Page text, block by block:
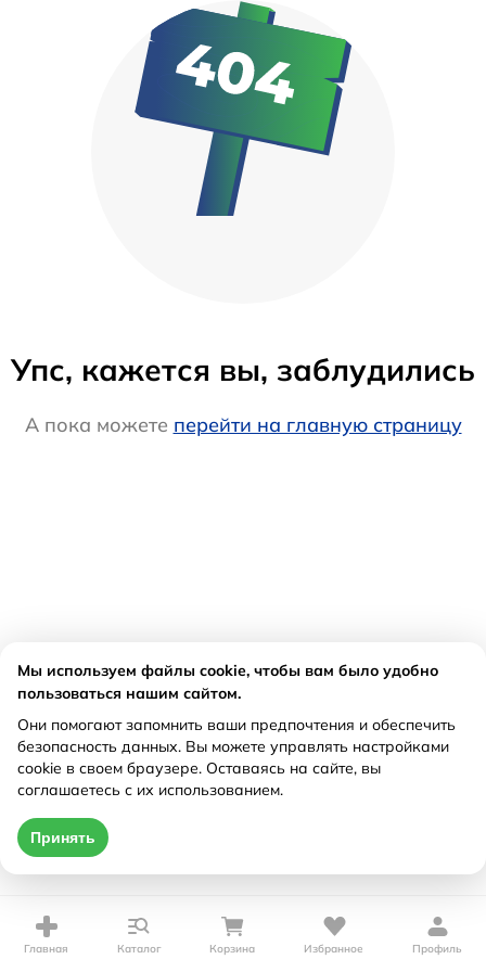
Упс, кажется вы, заблудились
А пока можете перейти на главную страницу
Главная Каталог Корзина Избранное Профиль
Мы используем файлы cookie, чтобы вам было удобно
пользоваться нашим сайтом.
Они помогают запомнить ваши предпочтения и обеспечить
безопасность данных. Вы можете управлять настройками
cookie в своем браузере. Оставаясь на сайте, вы
соглашаетесь с их использованием.
Принять